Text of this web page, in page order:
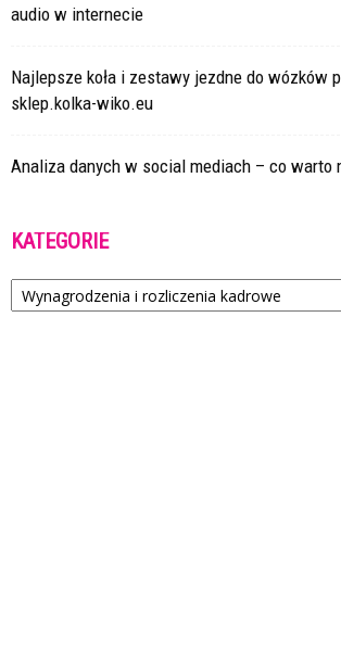
audio w internecie
Najlepsze koła i zestawy jezdne do wózków
sklep.kolka-wiko.eu
Analiza danych w social mediach – co warto
KATEGORIE
Kategorie